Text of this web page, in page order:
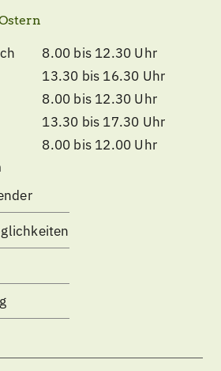
8.00 bis 12.30 Uhr
13.30 bis 16.30 Uhr
8.00 bis 12.30 Uhr
13.30 bis 17.30 Uhr
8.00 bis 12.00 Uhr